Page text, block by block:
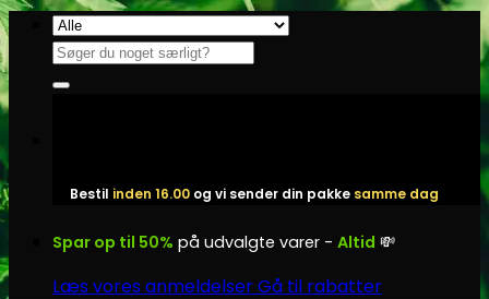
Fortsæt
indhold
Søg
efter:
Bestil inden 16.00 og vi sender din pakke samme dag
Spar op til 50% på udvalgte varer - Altid 💸
Læs vores anmeldelserGå til rabatter